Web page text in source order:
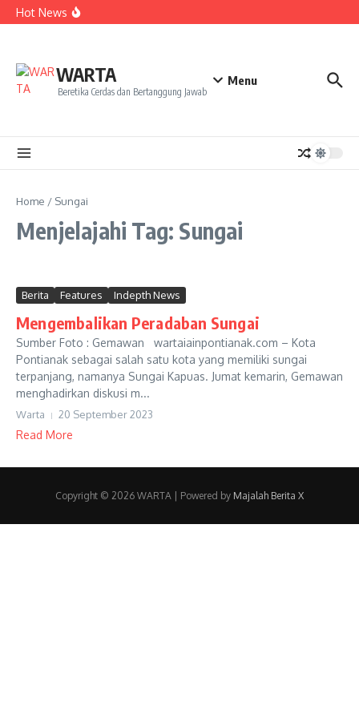
Lewati ke konten
Hot News
ke NCC 4 Bali
Sukseskan Kerja Bakti di Anjungan Melancar
WARTA
Beretika Cerdas dan Bertanggung Jawab
Menu
Home / Sungai
Menjelajahi Tag: Sungai
Berita Features Indepth News
Mengembalikan Peradaban Sungai
Sumber Foto : Gemawan wartaiainpontianak.com – Kota
Pontianak sebagai salah satu kota yang memiliki sungai
terpanjang, namanya Sungai Kapuas. Jumat kemarin, Gemawan
menghadirkan diskusi m...
Warta 20 September 2023
Read More
Copyright © 2026 WARTA | Powered by Majalah Berita X